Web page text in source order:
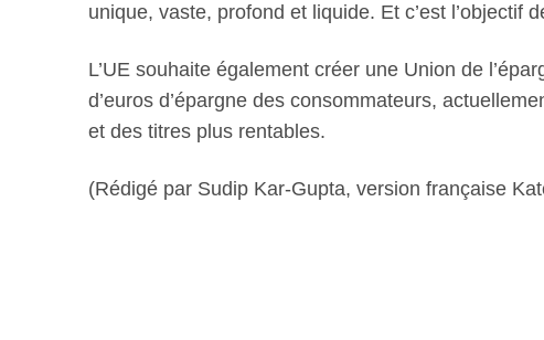
unique, vaste, profond et liquide. Et c’est l’objectif
L’UE souhaite également créer une Union de
d’euros d’épargne des consommateurs,
et des titres plus rentables.
(Rédigé par Sudip Kar-Gupta, version française